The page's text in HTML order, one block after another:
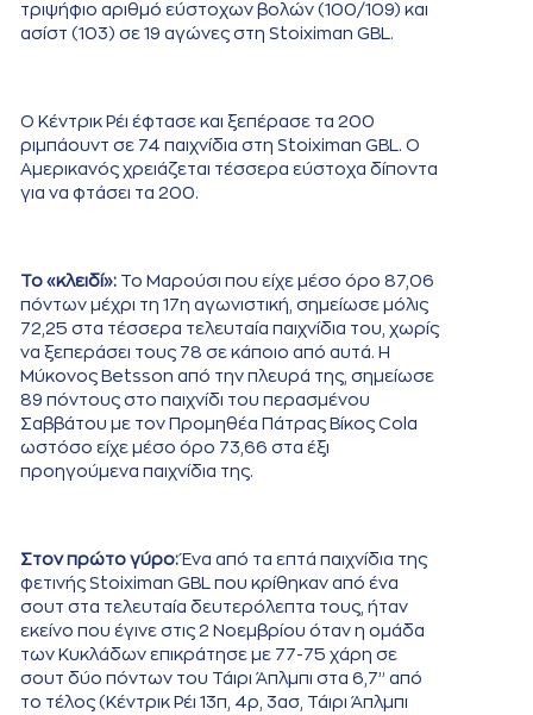
τριψήφιο αριθμό εύστοχων βολών (100/109) και
ασίστ (103) σε 19 αγώνες στη Stoiximan GBL.
Ο Κέντρικ Ρέι έφτασε και ξεπέρασε τα 200
ριμπάουντ σε 74 παιχνίδια στη Stoiximan GBL. Ο
Αμερικανός χρειάζεται τέσσερα εύστοχα δίποντα
για να φτάσει τα 200.
Το «κλειδί»: Το Μαρούσι που είχε μέσο όρο 87,06
πόντων μέχρι τη 17η αγωνιστική, σημείωσε μόλις
72,25 στα τέσσερα τελευταία παιχνίδια του, χωρίς
να ξεπεράσει τους 78 σε κάποιο από αυτά. Η
Μύκονος Betsson από την πλευρά της, σημείωσε
89 πόντους στο παιχνίδι του περασμένου
Σαββάτου με τον Προμηθέα Πάτρας Βίκος Cola
ωστόσο είχε μέσο όρο 73,66 στα έξι
προηγούμενα παιχνίδια της.
Στον πρώτο γύρο:Ένα από τα επτά παιχνίδια της
φετινής Stoiximan GBL που κρίθηκαν από ένα
σουτ στα τελευταία δευτερόλεπτα τους, ήταν
εκείνο που έγινε στις 2 Νοεμβρίου όταν η ομάδα
των Κυκλάδων επικράτησε με 77-75 χάρη σε
σουτ δύο πόντων του Τάιρι Άπλμπι στα 6,7’’ από
το τέλος (Κέντρικ Ρέι 13π, 4ρ, 3ασ, Τάιρι Άπλμπι